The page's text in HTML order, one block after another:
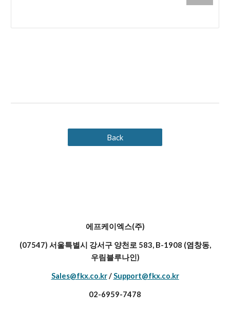
Back
에프케이엑스(주)
(07547) 서울특별시 강서구 양천로 583, B-1908 (염창동,
우림블루나인)
Sales@fkx.co.kr/Support@fkx.co.kr
02-6959-7478